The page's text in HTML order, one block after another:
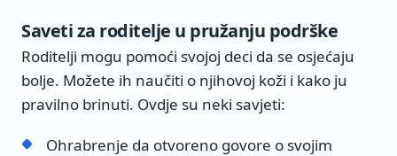
Saveti za roditelje u pružanju podrške
Roditelji mogu pomoći svojoj deci da se osjećaju
bolje. Možete ih naučiti o njihovoj koži i kako ju
pravilno brinuti. Ovdje su neki savjeti:
Ohrabrenje da otvoreno govore o svojim